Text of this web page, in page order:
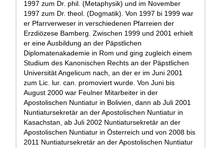
1997 zum Dr. phil. (Metaphysik) und im November
1997 zum Dr. theol. (Dogmatik). Von 1997 bi 1999 war
er Pfarrverweser in verschiedenen Pfarreien der
Erzdiözese Bamberg. Zwischen 1999 und 2001 erhielt
er eine Ausbildung an der Päpstlichen
Diplomatenakademie in Rom und ging zugleich einem
Studium des Kanonischen Rechts an der Päpstlichen
Universität Angelicum nach, an der er im Juni 2001
zum Lic. lur. can. promoviert wurde. Von Juni bis
August 2000 war Feulner Mitarbeiter in der
Apostolischen Nuntiatur in Bolivien, dann ab Juli 2001
Nuntiatursekretär an der Apostolischen Nuntiatur in
Kasachstan, ab Juli 2002 Nuntiatursekretär an der
Apostolischen Nuntiatur in Österreich und von 2008 bis
2011 Nuntiatursekretär an der Apostolischen Nuntiatur